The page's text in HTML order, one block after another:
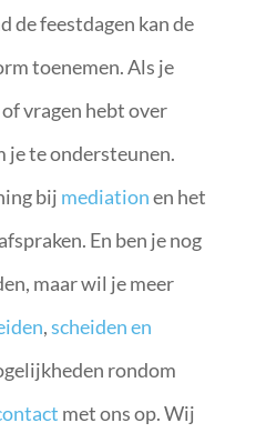
de feestdagen kan de
toenemen. Als je
vragen hebt over
je te ondersteunen.
bij mediationen het
En ben je nog
maar wil je meer
,scheiden en
rondom
met ons op. Wij